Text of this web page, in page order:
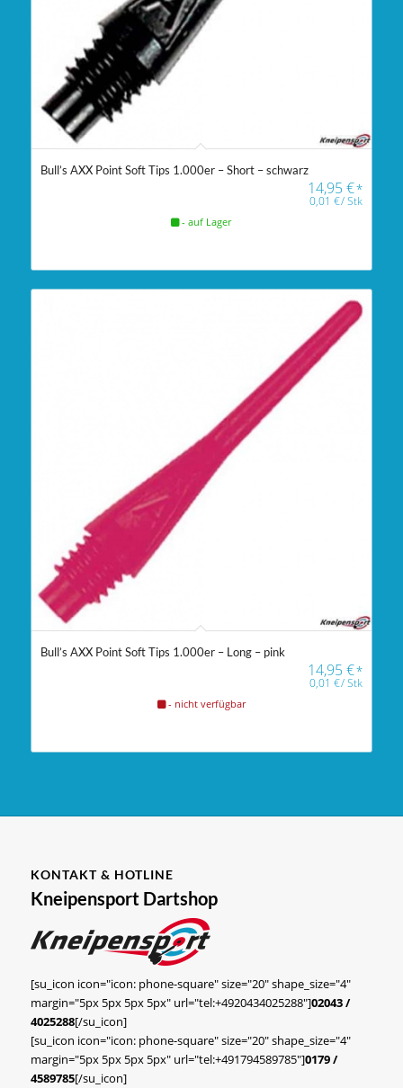
Bull’s AXX Point Soft Tips 1.000er – Short – schwarz
14,95€*
0,01€/Stk
- auf Lager
Bull’s AXX Point Soft Tips 1.000er – Long – pink
14,95€*
0,01€/Stk
- nicht verfügbar
KONTAKT & HOTLINE
Kneipensport Dartshop
[su_icon icon="icon: phone-square" size="20" shape_size="4"
margin="5px 5px 5px 5px" url="tel:+4920434025288"]02043 /
4025288[/su_icon]
[su_icon icon="icon: phone-square" size="20" shape_size="4"
margin="5px 5px 5px 5px" url="tel:+491794589785"]0179 /
4589785[/su_icon]